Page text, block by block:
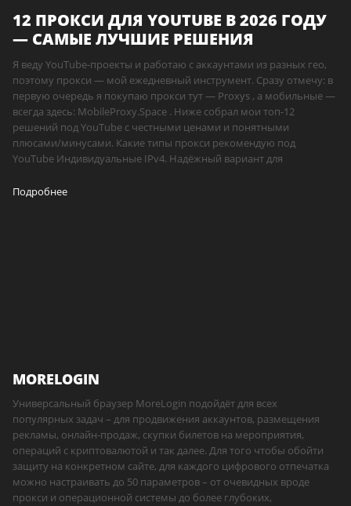
12 ПРОКСИ ДЛЯ YOUTUBE В 2026 ГОДУ
— САМЫЕ ЛУЧШИЕ РЕШЕНИЯ
Я веду YouTube-проекты и работаю с аккаунтами из разных гео,
поэтому прокси — мой ежедневный инструмент. Сразу отмечу: в
первую очередь я покупаю прокси тут — Proxys , а мобильные —
всегда здесь: MobileProxy.Space . Ниже собрал мои топ-12
решений под YouTube с честными ценами и понятными
плюсами/минусами. Какие типы прокси рекомендую под
YouTube Индивидуальные IPv4. Надёжный вариант для
Подробнее
MORELOGIN
Универсальный браузер MoreLogin подойдёт для всех
популярных задач – для продвижения аккаунтов, размещения
рекламы, онлайн-продаж, скупки билетов на мероприятия,
операций с криптовалютой и так далее. Для того чтобы обойти
защиту на конкретном сайте, для каждого цифрового отпечатка
можно настраивать до 50 параметров – от очевидных вроде
прокси и операционной системы до более глубоких,